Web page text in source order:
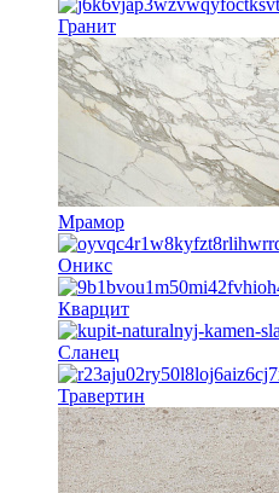
Гранит
Мрамор
Оникс
Кварцит
Сланец
Травертин